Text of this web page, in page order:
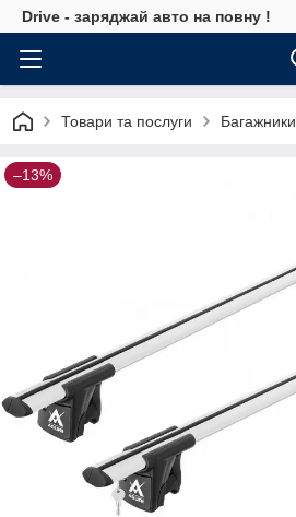
Drive - заряджай авто на повну !
Товари та послуги Багажники
–13%